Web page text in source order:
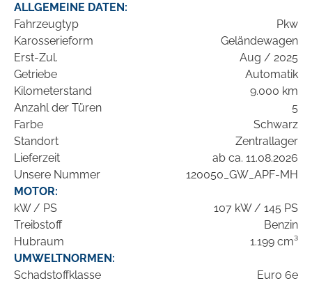
ALLGEMEINE DATEN:
Fahrzeugtyp
Pkw
Karosserieform
Geländewagen
Erst-Zul.
Aug / 2025
Getriebe
Automatik
Kilometerstand
9.000 km
Anzahl der Türen
5
Farbe
Schwarz
Standort
Zentrallager
Lieferzeit
ab ca. 11.08.2026
Unsere Nummer
120050_GW_APF-MH
MOTOR:
kW / PS
107 kW / 145 PS
Treibstoff
Benzin
Hubraum
1.199 cm³
UMWELTNORMEN:
Schadstoffklasse
Euro 6e